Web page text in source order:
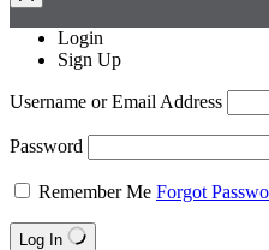
Login
Sign Up
Username or Email Address
Password
Remember Me Forgot
Log In